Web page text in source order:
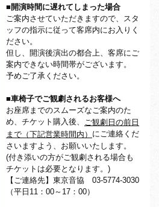
■開演時間に遅れてしまった場合
ご案内させていただきますので、スタ
ッフの指示に従って客席内にお入りく
ださい。
但し、開演後演出の都合上、客席にご
案内できない時間帯がございます。
予めご了承ください。
■車椅子でご観劇されるお客様へ
お座席までのスムーズなご案内のた
め、チケット購入後、
ご観劇日の前日
まで（下記営業時間内） にご連絡くだ
さいますよう、お願いいたします。
(付き添いの方がご観劇される場合も
チケットは必要となります。)
【ご連絡先】東京音協 03-5774-3030
（平日11：00～17：00）